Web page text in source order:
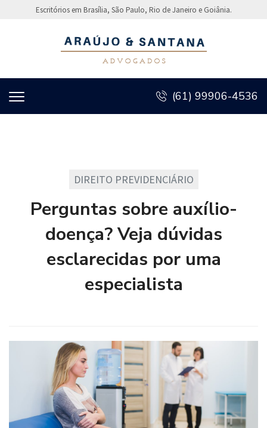
Escritórios em Brasília, São Paulo, Rio de Janeiro e Goiânia.
(61) 99906-4536
DIREITO PREVIDENCIÁRIO
Perguntas sobre auxílio-
doença? Veja dúvidas
esclarecidas por uma
especialista